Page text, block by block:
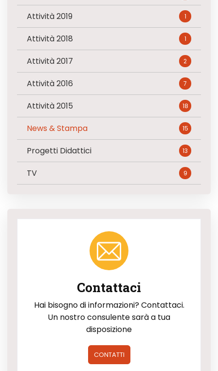
Attività 2019 1
Attività 2018 1
Attività 2017 2
Attività 2016 7
Attività 2015 18
News & Stampa 15
Progetti Didattici 13
TV 9
Contattaci
Hai bisogno di informazioni? Contattaci.
Un nostro consulente sarà a tua
disposizione
CONTATTI